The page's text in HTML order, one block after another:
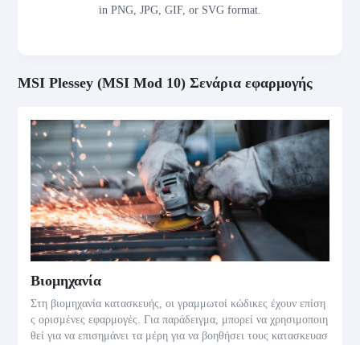
in PNG, JPG, GIF, or SVG format.
MSI Plessey (MSI Mod 10) Σενάρια εφαρμογής
Βιομηχανία
Στη βιομηχανία κατασκευής, οι γραμμωτοί κώδικες έχουν επίση
ς ορισμένες εφαρμογές. Για παράδειγμα, μπορεί να χρησιμοποιη
θεί για να επισημάνει τα μέρη για να βοηθήσει τους κατασκευασ